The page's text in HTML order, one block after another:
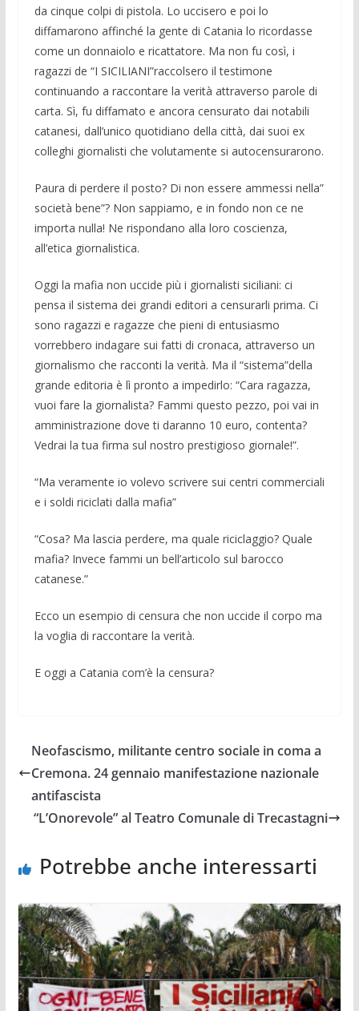
da cinque colpi di pistola. Lo uccisero e poi lo
diffamarono affinché la gente di Catania lo ricordasse
come un donnaiolo e ricattatore. Ma non fu così, i
ragazzi de “I SICILIANI”raccolsero il testimone
continuando a raccontare la verità attraverso parole di
carta. Sì, fu diffamato e ancora censurato dai notabili
catanesi, dall’unico quotidiano della città, dai suoi ex
colleghi giornalisti che volutamente si autocensurarono.
Paura di perdere il posto? Di non essere ammessi nella”
società bene”? Non sappiamo, e in fondo non ce ne
importa nulla! Ne rispondano alla loro coscienza,
all’etica giornalistica.
Oggi la mafia non uccide più i giornalisti siciliani: ci
pensa il sistema dei grandi editori a censurarli prima. Ci
sono ragazzi e ragazze che pieni di entusiasmo
vorrebbero indagare sui fatti di cronaca, attraverso un
giornalismo che racconti la verità. Ma il “sistema”della
grande editoria è lì pronto a impedirlo: “Cara ragazza,
vuoi fare la giornalista? Fammi questo pezzo, poi vai in
amministrazione dove ti daranno 10 euro, contenta?
Vedrai la tua firma sul nostro prestigioso giornale!”.
“Ma veramente io volevo scrivere sui centri commerciali
e i soldi riciclati dalla mafia”
“Cosa? Ma lascia perdere, ma quale riciclaggio? Quale
mafia? Invece fammi un bell’articolo sul barocco
catanese.”
Ecco un esempio di censura che non uccide il corpo ma
la voglia di raccontare la verità.
E oggi a Catania com’è la censura?
Neofascismo, militante centro sociale in coma a
Cremona. 24 gennaio manifestazione nazionale
antifascista
“L’Onorevole” al Teatro Comunale di Trecastagni
Potrebbe anche interessarti